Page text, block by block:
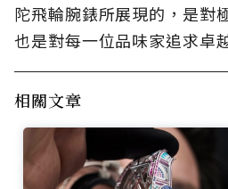
陀飛輪腕錶所展現的，是對
也是對每一位品味家追求卓
相關文章